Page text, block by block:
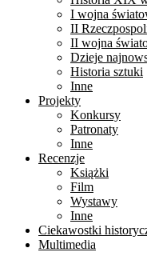
I wojna
II
II wojna
Dzieje
Historia sztuki
Inne
Projekty
Konkursy
Patronaty
Inne
Recenzje
Książki
Film
Wystawy
Inne
Ciekawostki
Multimedia